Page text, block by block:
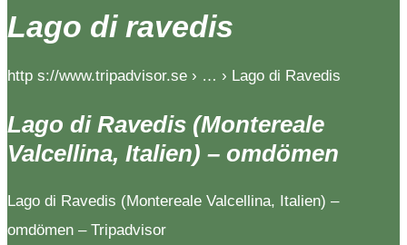
Lago di ravedis
http s://www.tripadvisor.se › … › Lago di Ravedis
Lago di Ravedis (Montereale
Valcellina, Italien) – omdömen
Lago di Ravedis (Montereale Valcellina, Italien) –
omdömen – Tripadvisor